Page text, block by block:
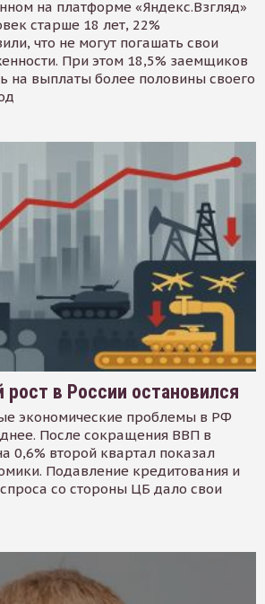
на платформе «Яндекс.Взгляд»
старше 18 лет, 22%
что не могут погашать свои
При этом 18,5% заемщиков
на выплаты более половины своего
в России остановился
экономические проблемы в РФ
После сокращения ВВП в
0,6% второй квартал показал
Подавление кредитования и
со стороны ЦБ дало свои